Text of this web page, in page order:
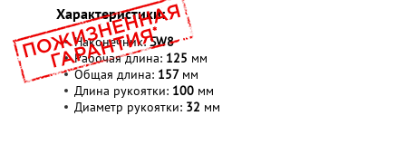
Характеристики:
Наконечник:SW8
Рабочая длина: 125 мм
Общая длина: 157 мм
Длина рукоятки: 100 мм
Диаметр рукоятки: 32 мм